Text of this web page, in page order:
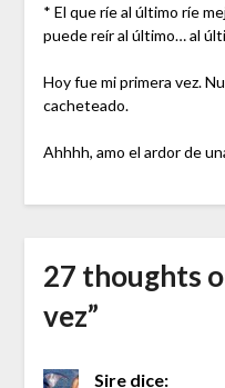
* El que ríe al último ríe
puede reír al último… al
Hoy fue mi primera vez.
cacheteado.
Ahhhh, amo el ardor de
27 thoughts
vez”
Sire dice: